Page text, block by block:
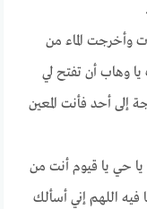
وأخرجت الماء من
وهاب أن تفتح لي
إلى أحد فأنت المعين
حي يا قيوم أنت من
فيه اللهم إني أسألك